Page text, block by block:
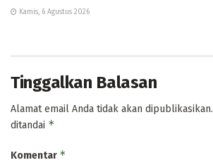
Kamis, 6 Agustus 2026
Tinggalkan Balasan
Alamat email Anda tidak akan dipublikasikan.
ditandai *
Komentar *